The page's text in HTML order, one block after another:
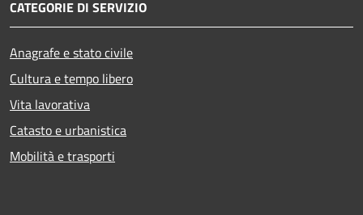
CATEGORIE DI SERVIZIO
Anagrafe e stato civile
Cultura e tempo libero
Vita lavorativa
Catasto e urbanistica
Mobilità e trasporti